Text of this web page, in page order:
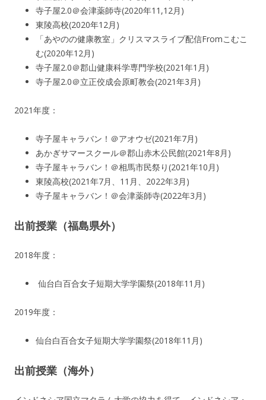
寺子屋2.0＠会津薬師寺(2020年11,12月)
東陵高校(2020年12月)
「あやのの健康教室」クリスマスライブ配信Fromこむこ
む(2020年12月)
寺子屋2.0＠郡山健康科学専門学校(2021年1月)
寺子屋2.0＠立正佼成会原町教会(2021年3月)
2021年度：
寺子屋キャラバン！＠アオウゼ(2021年7月)
あかぎサマースクール＠郡山赤木公民館(2021年8月)
寺子屋キャラバン！＠相馬市民祭り(2021年10月)
東陵高校(2021年7月、11月、2022年3月)
寺子屋キャラバン！＠会津薬師寺(2022年3月)
出前授業（福島県外）
2018年度：
仙台白百合女子短期大学学園祭(2018年11月)
2019年度：
仙台白百合女子短期大学学園祭(2018年11月)
出前授業（海外）